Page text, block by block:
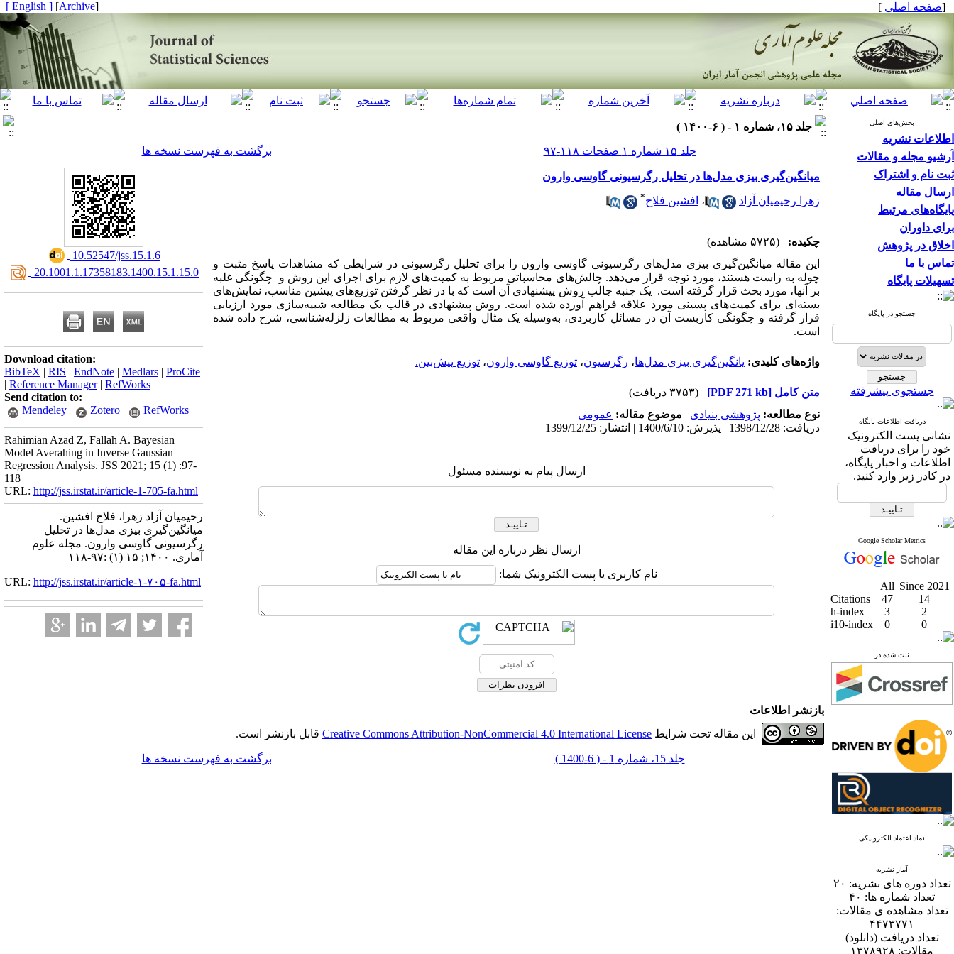
[صفحه اصلی ]
[
Archive
]
[ English ]
بخش‌های اصلی
اطلاعات نشریه
آرشیو مجله و مقالات
ثبت نام و اشتراک
ارسال مقاله
پایگاه‌های مرتبط
برای داوران
اخلاق در پژوهش
تماس با ما
تسهیلات پایگاه
جستجو در پایگاه
جستجوی پیشرفته
دریافت اطلاعات پایگاه
نشانی پست الکترونیک
خود را برای دریافت
اطلاعات و اخبار پایگاه،
در کادر زیر وارد کنید.
Google Scholar Metrics
All Since 2021
Citations
47
14
h-index
3
2
i10-index
0 0
ثبت شده در
نماد اعتماد الکترونیکی
آمار نشریه
تعداد دوره های نشریه: ۲۰
تعداد شماره ها: ۴۰
تعداد مشاهده ی مقالات:
۴۴۷۳۷۷۱
تعداد دریافت (دانلود)
مقالات: ۱۳۷۸۹۲۸
جلد ۱۵، شماره ۱ - ( ۶-۱۴۰۰ )
جلد ۱۵ شماره ۱ صفحات ۱۱۸-۹۷
برگشت به فهرست نسخه ها
میانگین‌گیری بیزی مدل‌ها در تحلیل رگرسیونی گاوسی وارون
زهرا رحیمیان آزاد ، افشین فلاح*
چکیده:
(۵۷۲۵ مشاهده)
این مقاله میانگین‌گیری بیزی مدل‌های رگرسیونی گاوسی وارون را برای تحلیل رگرسیونی در شرایطی که مشاهدات پاسخ مثبت و
چوله‌ به راست هستند، مورد توجه قرار می‌دهد. چالش‌های محاسباتی مربوط به کمیت‌های لازم برای اجرای این روش و چگونگی غلبه
بر آنها، مورد بحث قرار گرفته است. یک جنبه جالب روش پیشنهادی آن است که با در نظر گرفتن توزیع‌های پیشین مناسب، نمایش‌های
بسته‌ای برای کمیت‌های پسینی مورد علاقه فراهم آورده شده است. روش پیشنهادی در قالب یک مطالعه شبیه‌سازی مورد ارزیابی
قرار گرفته و چگونگی کاربست آن در مسائل کاربردی، به‌وسیله یک مثال واقعی مربوط به مطالعات زلزله‌شناسی، شرح داده شده
است.
واژه‌های کلیدی: یانگین‌گیری بیزی مدل‌ها، رگرسیون، توزیع گاوسی وارون، توزیع پیش‌بین.
متن کامل [PDF 271 kb]
(۳۷۵۳ دریافت)
نوع مطالعه: پژوهشی بنیادی | موضوع مقاله: عمومى
دریافت: 1398/12/28 | پذیرش: 1400/6/10 | انتشار: 1399/12/25
ارسال پیام به نویسنده مسئول
ارسال نظر درباره این مقاله
نام کاربری یا پست الکترونیک شما:
‎ 10.52547/jss.15.1.6
‎ 20.1001.1.17358183.1400.15.1.15.0
Download citation:
BibTeX | RIS | EndNote | Medlars | ProCite
| Reference Manager| RefWorks
Send citation to:
Mendeley
Zotero RefWorks
Rahimian Azad Z, Fallah A. Bayesian
Model Averahing in Inverse Gaussian
Regression Analysis. JSS 2021; 15 (1) :97-
118
URL: http://jss.irstat.ir/article-1-705-fa.html
رحیمیان آزاد زهرا، فلاح افشین.
میانگین‌گیری بیزی مدل‌ها در تحلیل
رگرسیونی گاوسی وارون. مجله علوم
آماری. ۱۴۰۰; ۱۵ (۱) :۹۷-۱۱۸
URL: http://jss.irstat.ir/article-۱-۷۰۵-fa.html
بازنشر اطلاعات
این مقاله تحت شرایط Creative Commons Attribution-NonCommercial 4.0 International License قابل بازنشر است.
جلد 15، شماره 1 - ( 6-1400 ) برگشت به فهرست نسخه ها